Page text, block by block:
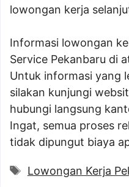
lowongan kerja
Informasi lowongan
Service Pekanbaru di
Untuk informasi yang
silakan kunjungi
hubungi langsung
Ingat, semua proses
tidak dipungut biaya
Tags
Lowongan Kerja